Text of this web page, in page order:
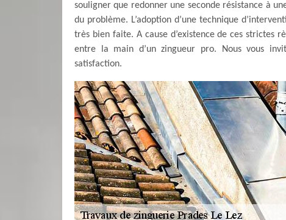
souligner que redonner une seconde résistance à
du problème. L’adoption d’une technique
très bien faite. A cause d’existence de ces strictes
entre la main d’un zingueur pro. Nous vous
satisfaction.